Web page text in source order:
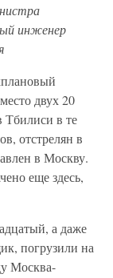
инженер
двух 20
Тбилиси в те
отстрелян в
в Москву.
еще здесь,
а даже
погрузили на
Москва-